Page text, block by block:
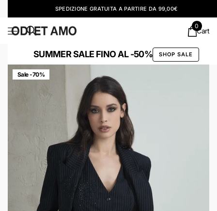
SPEDIZIONE GRATUITA A PARTIRE DA 99,00€
Cart
0
SUMMER SALE FINO AL -50% SHOP SALE
Sale -70%